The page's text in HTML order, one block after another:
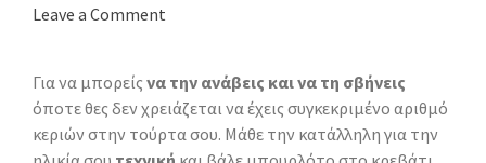
Leave a Comment
Για να μπορείς να την ανάβεις και να τη σβήνεις
όποτε θες δεν χρειάζεται να έχεις συγκεκριμένο αριθμό
κεριών στην τούρτα σου. Μάθε την κατάλληλη για την